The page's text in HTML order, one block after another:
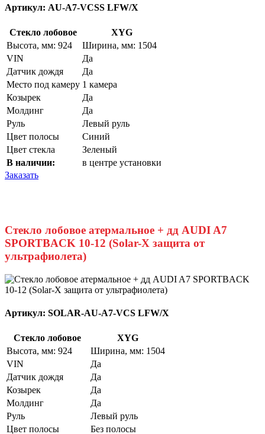
Артикул: AU-A7-VCSS LFW/X
Стекло лобовое
XYG
Высота, мм: 924
Ширина, мм: 1504
VIN
Да
Датчик дождя
Да
Место под камеру 1 камера
Козырек
Да
Молдинг
Да
Руль
Левый руль
Цвет полосы
Синий
Цвет стекла
Зеленый
В наличии:
в центре установки
Заказать
Стекло лобовое атермальное + дд AUDI A7
SPORTBACK 10-12 (Solar-X защита от
ультрафиолета)
Артикул: SOLAR-AU-A7-VCS LFW/X
Стекло лобовое
XYG
Высота, мм: 924
Ширина, мм: 1504
VIN
Да
Датчик дождя
Да
Козырек
Да
Молдинг
Да
Руль
Левый руль
Цвет полосы
Без полосы